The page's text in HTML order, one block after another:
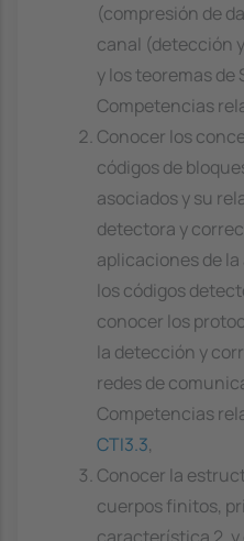
(compresión de
canal (detección
y los teoremas de
Competencias
Conocer los
códigos de
asociados y su
detectora y
aplicaciones de
los códigos
conocer los
la detección y
redes de
Competencias
CTI3.3,
Conocer la
cuerpos finitos,